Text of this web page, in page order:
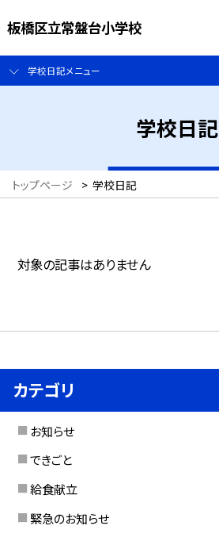
板橋区立常盤台小学校
学校日記メニュー
学校日記
トップページ > 学校日記
対象の記事はありません
カテゴリ
お知らせ
できごと
給食献立
緊急のお知らせ